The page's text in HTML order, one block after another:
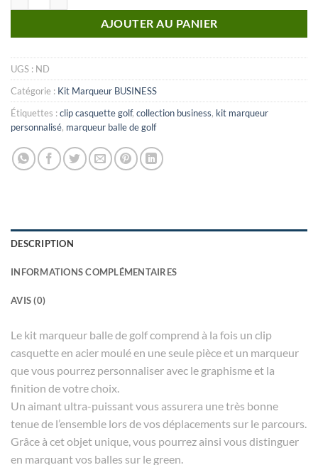
AJOUTER AU PANIER
UGS : ND
Catégorie : Kit Marqueur BUSINESS
Étiquettes :clip casquette golf, collection business, kit marqueur
personnalisé, marqueur balle de golf
DESCRIPTION
INFORMATIONS COMPLÉMENTAIRES
AVIS (0)
Le kit marqueur balle de golf comprend à la fois un clip
casquette en acier moulé en une seule pièce et un marqueur
que vous pourrez personnaliser avec le graphisme et la
finition de votre choix.
Un aimant ultra-puissant vous assurera une très bonne
tenue de l’ensemble lors de vos déplacements sur le parcours.
Grâce à cet objet unique, vous pourrez ainsi vous distinguer
en marquant vos balles sur le green.